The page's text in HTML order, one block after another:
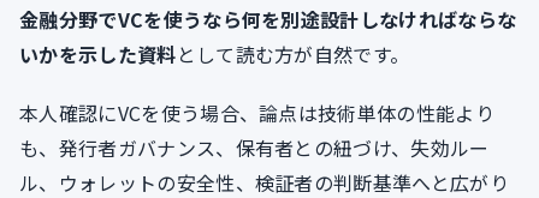
金融分野でVCを使うなら何を別途設計しなければならな
いかを示した資料として読む方が自然です。
本人確認にVCを使う場合、論点は技術単体の性能より
も、発行者ガバナンス、保有者との紐づけ、失効ルー
ル、ウォレットの安全性、検証者の判断基準へと広がり